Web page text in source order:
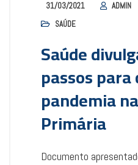
31/03/2021 ADMIN
SAÚDE
Saúde
passos
pandemia
Primária
Documento